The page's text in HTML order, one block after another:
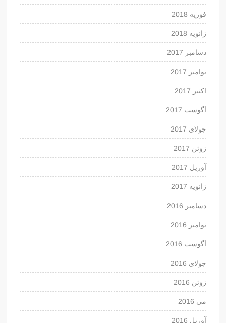
فوریه 2018
ژانویه 2018
دسامبر 2017
نوامبر 2017
اکتبر 2017
آگوست 2017
جولای 2017
ژوئن 2017
آوریل 2017
ژانویه 2017
دسامبر 2016
نوامبر 2016
آگوست 2016
جولای 2016
ژوئن 2016
می 2016
آوریل 2016